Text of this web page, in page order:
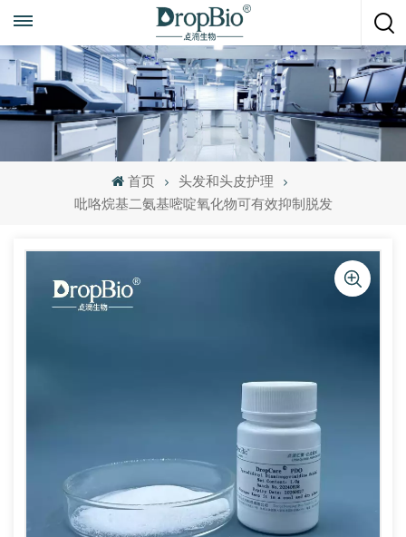
+86 15951008670
首页
头发和头皮护理
吡咯烷基二氨基嘧啶氧化物可有效抑制脱发